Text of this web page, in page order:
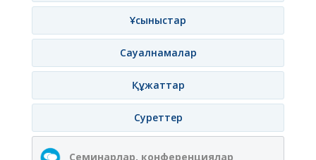
Ұсыныстар
Сауалнамалар
Құжаттар
Суреттер
Семинарлар, конференциялар